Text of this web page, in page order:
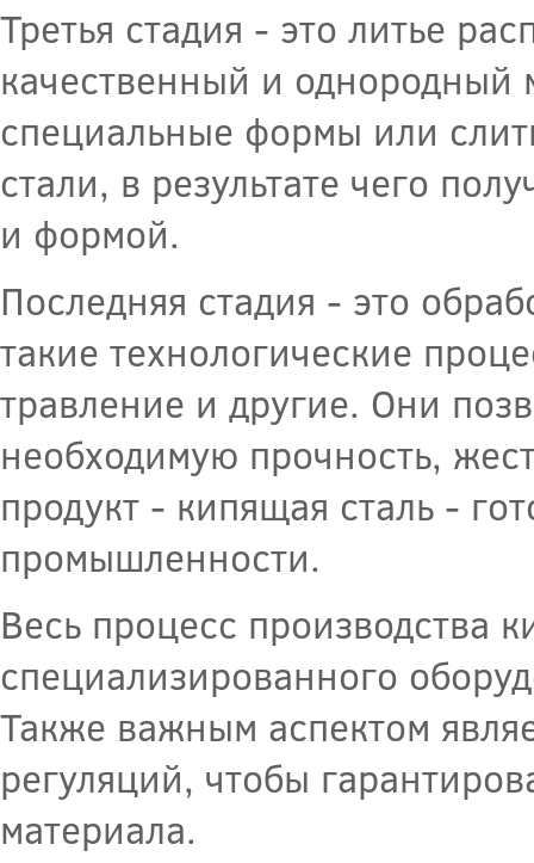
Третья стадия - это литье
качественный и однородный
специальные формы или
стали, в результате чего
и формой.
Последняя стадия - это
такие технологические
травление и другие. Они
необходимую прочность,
продукт - кипящая сталь -
промышленности.
Весь процесс производства
специализированного
Также важным аспектом
регуляций, чтобы
материала.